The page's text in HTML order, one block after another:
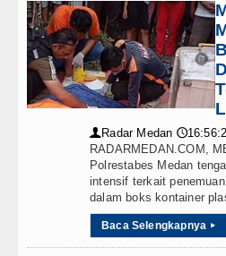
👤 Radar Medan 🕔
RADARMEDAN.COM,
Polrestabes Medan
intensif terkait
dalam boks kontainer
Baca Selengkapnya ▸